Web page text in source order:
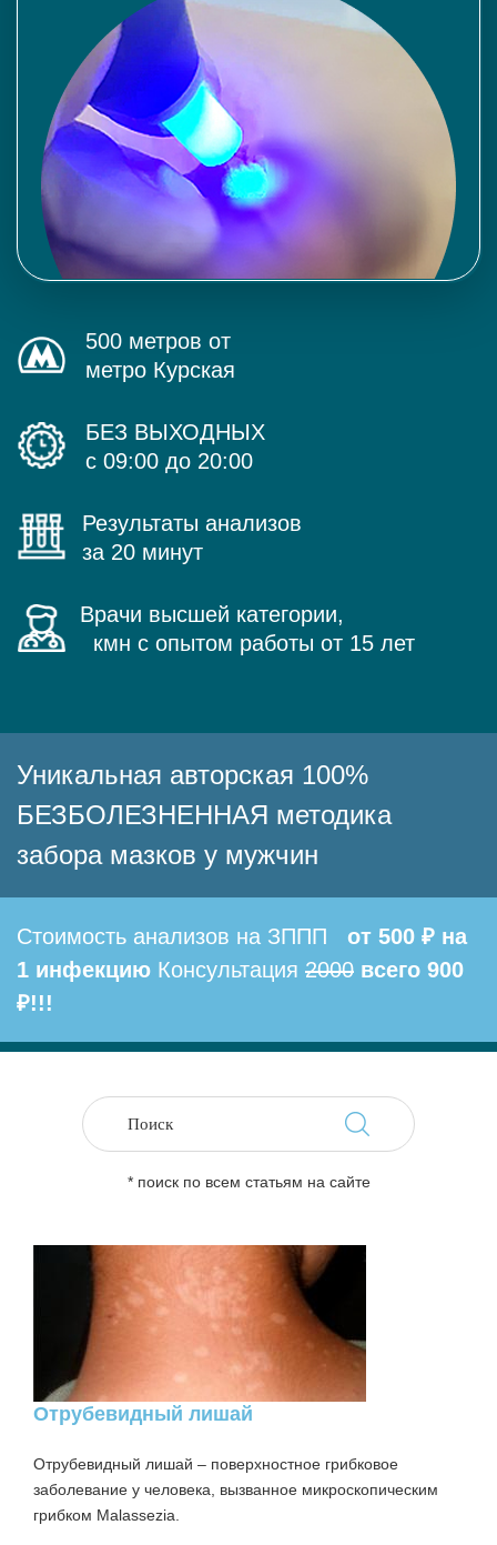
500 метров от
метро Курская
БЕЗ ВЫХОДНЫХ
с 09:00 до 20:00
Результаты анализов
за 20 минут
Врачи высшей категории,
кмн с опытом работы от 15 лет
Уникальная авторская 100%
БЕЗБОЛЕЗНЕННАЯ методика
забора мазков у мужчин
Стоимость анализов на ЗППП
от 500 ₽ на
1 инфекцию Консультация 2000 всего 900
₽!!!
* поиск по всем статьям на сайте
Отрубевидный лишай
Отрубевидный лишай – поверхностное грибковое
заболевание у человека, вызванное микроскопическим
грибком Маlassezia.